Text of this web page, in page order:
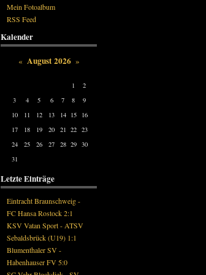
Mein Fotoalbum
RSS Feed
Kalender
« August 2026 »
1
2
3
4 5 6 7 8
9
10
11 12 13 14 15
16
17
18 19 20 21 22
23
24
25 26 27 28 29
30
31
Letzte Einträge
Eintracht Braunschweig -
FC Hansa Rostock 2:1
KSV Vatan Sport - ATSV
Sebaldsbrück (U19) 1:1
Blumenthaler SV -
Habenhauser FV 5:0